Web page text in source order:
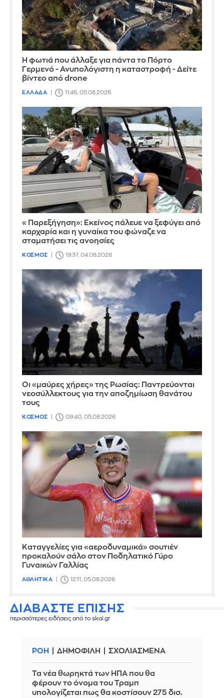
Η φωτιά που άλλαξε για πάντα το Πόρτο
Γερμενό - Ανυπολόγιστη η καταστροφή - Δείτε
βίντεο από drone
ΕΛΛΑΔΑ 11:46, 05.08.2026
«Παρεξήγηση»: Εκείνος πάλευε να ξεφύγει από
καρχαρία και η γυναίκα του φώναζε να
σταματήσει τις ανοησίες
ΚΟΣΜΟΣ 19:37, 04.08.2026
Οι «μαύρες χήρες» της Ρωσίας: Παντρεύονται
νεοσύλλεκτους για την αποζημίωση θανάτου
τους
ΚΟΣΜΟΣ 09:40, 05.08.2026
Καταγγελίες για «αεροδυναμικά» σουτιέν
προκαλούν σάλο στον Ποδηλατικό Γύρο
Γυναικών Γαλλίας
ΑΘΛΗΤΙΚΑ 12:11, 05.08.2026
ΔΙΑΒΑΣΤΕ ΕΠΙΣΗΣ
περισσότερες ειδήσεις από το skai.gr
ΡΟΗ ΔΗΜΟΦΙΛΗ ΣΧΟΛΙΑΣΜΕΝΑ
Τα νέα θωρηκτά των ΗΠΑ που θα
φέρουν το όνομα του Τραμπ
υπολογίζεται πως θα κοστίσουν 275 δισ.